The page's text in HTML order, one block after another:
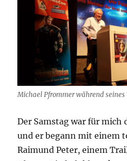
Michael Pfrommer während seines
Der Samstag war für mich
und er begann mit einem
Raimund Peter, einem